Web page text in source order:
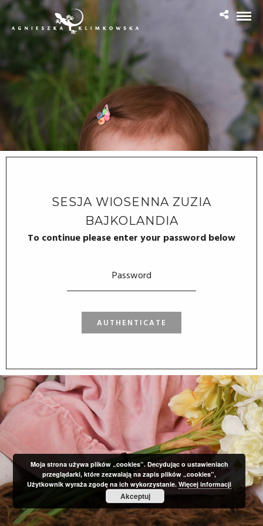
SESJA WIOSENNA ZUZIA
BAJKOLANDIA
To continue please enter your password below
Moja strona używa plików „cookies”. Decydując o ustawieniach
przeglądarki, które zezwalają na zapis plików „cookies”,
Użytkownik wyraża zgodę na ich wykorzystanie.Więcej informacji
Akceptuj